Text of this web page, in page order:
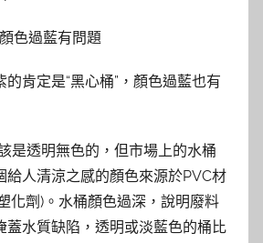
色過藍有問題
肯定是“黑心桶”，顏色過藍也有
是透明無色的，但市場上的水桶
給人清涼之感的顏色來源於PVC材
化劑)。水桶顏色過深，說明廢料
蓋水質缺陷，透明或淡藍色的桶比